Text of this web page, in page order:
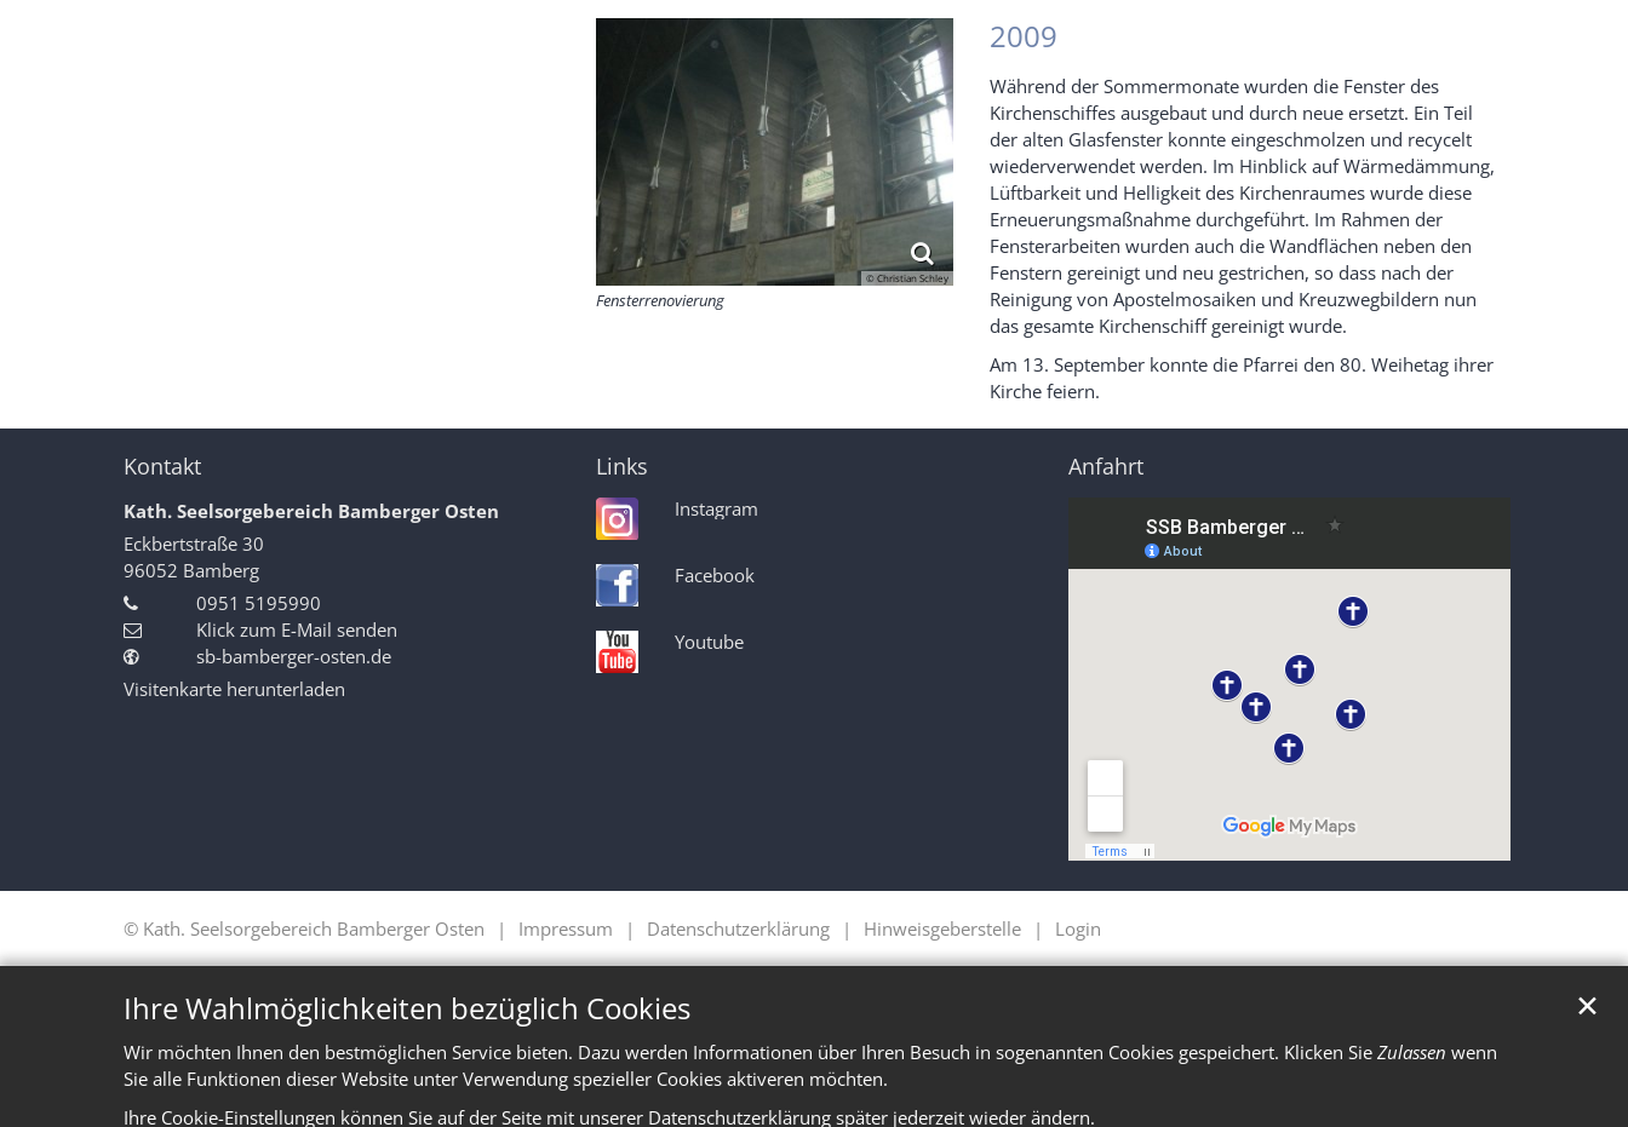
Ihre Wahlmöglichkeiten bezüglich Cookies
Wir möchten Ihnen den bestmöglichen Service bieten. Dazu werden Informationen über Ihren Besuch in sogenannten Cookies gespeichert. Klicken Sie Zulassen wenn
Sie alle Funktionen dieser Website unter Verwendung spezieller Cookies aktiveren möchten.
Ihre Cookie-Einstellungen können Sie auf der Seite mit unserer Datenschutzerklärung später jederzeit wieder ändern.
✕
© Christian Schley
Fensterrenovierung
2009
Während der Sommermonate wurden die Fenster des
Kirchenschiffes ausgebaut und durch neue ersetzt. Ein Teil
der alten Glasfenster konnte eingeschmolzen und recycelt
wiederverwendet werden. Im Hinblick auf Wärmedämmung,
Lüftbarkeit und Helligkeit des Kirchenraumes wurde diese
Erneuerungsmaßnahme durchgeführt. Im Rahmen der
Fensterarbeiten wurden auch die Wandflächen neben den
Fenstern gereinigt und neu gestrichen, so dass nach der
Reinigung von Apostelmosaiken und Kreuzwegbildern nun
das gesamte Kirchenschiff gereinigt wurde.
Am 13. September konnte die Pfarrei den 80. Weihetag ihrer
Kirche feiern.
Kontakt
Kath. Seelsorgebereich Bamberger Osten
Eckbertstraße 30
96052 Bamberg
0951 5195990
Klick zum E-Mail senden
sb-bamberger-osten.de
Visitenkarte herunterladen
Links
Instagram
Facebook
Youtube
Anfahrt
© Kath. Seelsorgebereich Bamberger Osten Impressum Datenschutzerklärung Hinweisgeberstelle Login